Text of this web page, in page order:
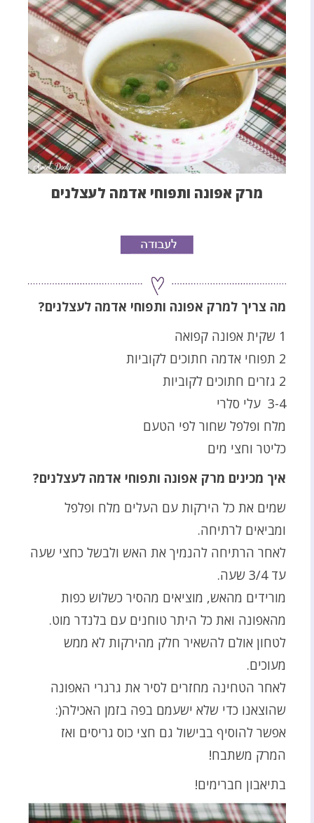
מרק אפונה ותפוחי אדמה לעצלנים
מה צריך למרק אפונה ותפוחי אדמה לעצלנים?
1 שקית אפונה קפואה
2 תפוחי אדמה חתוכים לקוביות
2 גזרים חתוכים לקוביות
3-4 עלי סלרי
מלח ופלפל שחור לפי הטעם
כליטר וחצי מים
איך מכינים מרק אפונה ותפוחי אדמה לעצלנים?
שמים את כל הירקות עם העלים מלח ופלפל
ומביאים לרתיחה.
לאחר הרתיחה להנמיך את האש ולבשל כחצי שעה
עד 3/4 שעה.
מורידים מהאש, מוציאים מהסיר כשלוש כפות
מהאפונה ואת כל היתר טוחנים עם בלנדר מוט.
לטחון אולם להשאיר חלק מהירקות לא ממש
מעוכים.
לאחר הטחינה מחזרים לסיר את גרגרי האפונה
שהוצאנו כדי שלא ישעמם בפה בזמן האכילה(:
אפשר להוסיף בבישול גם חצי כוס גריסים ואז
המרק משתבח!
בתיאבון חברימים!